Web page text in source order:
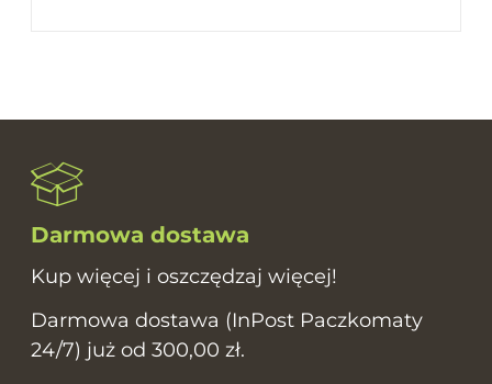
Darmowa dostawa
Kup więcej i oszczędzaj więcej!
Darmowa dostawa (InPost Paczkomaty
24/7) już od 300,00 zł.